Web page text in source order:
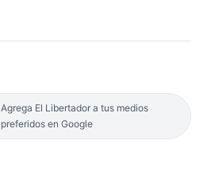
Agrega El Libertador a tus medios
preferidos en Google